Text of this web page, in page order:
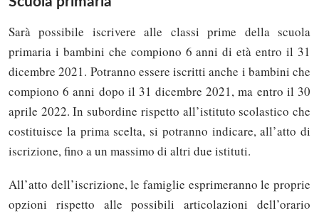
Sarà possibile iscrivere alle classi prime della scuola
primaria i bambini che compiono 6 anni di età entro il 31
dicembre 2021. Potranno essere iscritti anche i bambini che
compiono 6 anni dopo il 31 dicembre 2021, ma entro il 30
aprile 2022. In subordine rispetto all’istituto scolastico che
costituisce la prima scelta, si potranno indicare, all’atto di
iscrizione, fino a un massimo di altri due istituti.
All’atto dell’iscrizione, le famiglie esprimeranno le proprie
opzioni rispetto alle possibili articolazioni dell’orario